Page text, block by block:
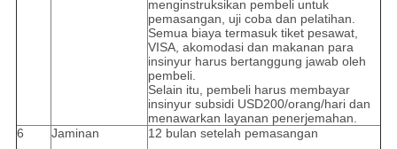
menginstruksikan pembeli untuk
pemasangan, uji coba dan pelatihan.
Semua biaya termasuk tiket pesawat,
VISA, akomodasi dan makanan para
insinyur harus bertanggung jawab oleh
pembeli.
Selain itu, pembeli harus membayar
insinyur subsidi USD200/orang/hari dan
menawarkan layanan penerjemahan.
6
Jaminan
12 bulan setelah pemasangan